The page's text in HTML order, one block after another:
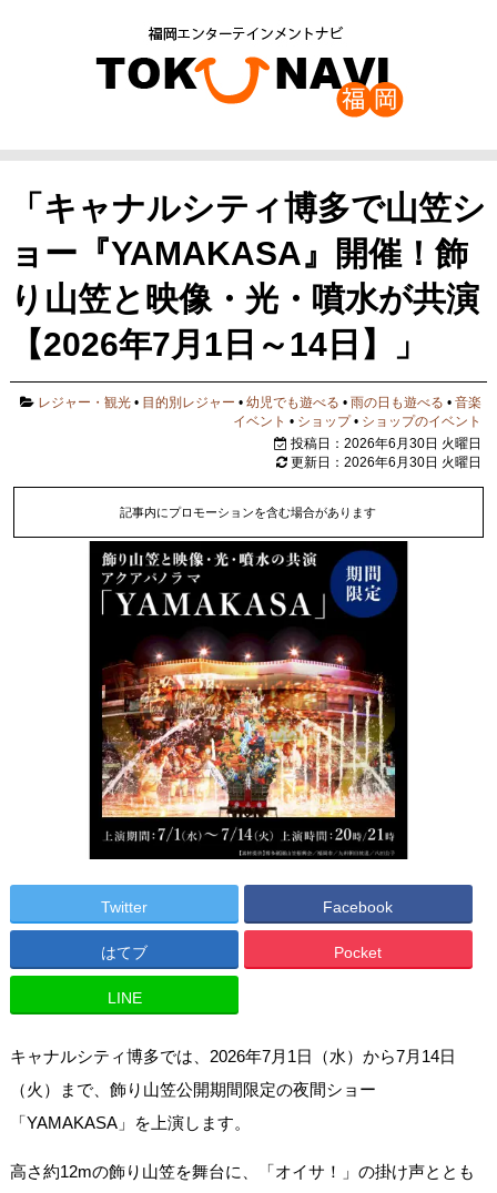
「キャナルシティ博多で山笠シ
ョー『YAMAKASA』開催！飾
り山笠と映像・光・噴水が共演
【2026年7月1日～14日】」
レジャー・観光 • 目的別レジャー •幼児でも遊べる •雨の日も遊べる •音楽
イベント • ショップ• ショップのイベント
投稿日：2026年6月30日 火曜日
更新日：2026年6月30日 火曜日
記事内にプロモーションを含む場合があります
Twitter Facebook
はてブ Pocket
LINE
キャナルシティ博多では、2026年7月1日（水）から7月14日
（火）まで、飾り山笠公開期間限定の夜間ショー
「YAMAKASA」を上演します。
高さ約12mの飾り山笠を舞台に、「オイサ！」の掛け声ととも